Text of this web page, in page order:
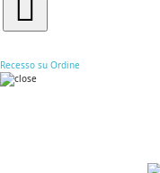
Recesso su Ordine